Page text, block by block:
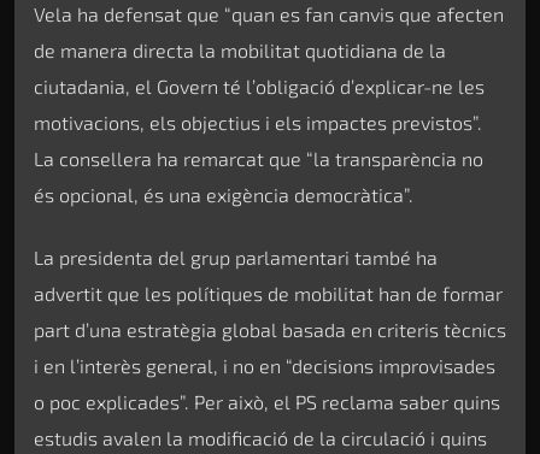
Vela ha defensat que “quan es fan canvis que afecten
de manera directa la mobilitat quotidiana de la
ciutadania, el Govern té l’obligació d’explicar-ne les
motivacions, els objectius i els impactes previstos”.
La consellera ha remarcat que “la transparència no
és opcional, és una exigència democràtica”.
La presidenta del grup parlamentari també ha
advertit que les polítiques de mobilitat han de formar
part d’una estratègia global basada en criteris tècnics
i en l’interès general, i no en “decisions improvisades
o poc explicades”. Per això, el PS reclama saber quins
estudis avalen la modificació de la circulació i quins